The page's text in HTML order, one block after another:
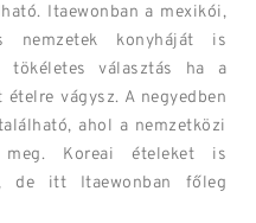
Itaewonban a mexikói,
konyháját is
tökéletes választás ha a
vágysz. A negyedben
ahol a nemzetközi
meg. Koreai ételeket is
de itt Itaewonban főleg